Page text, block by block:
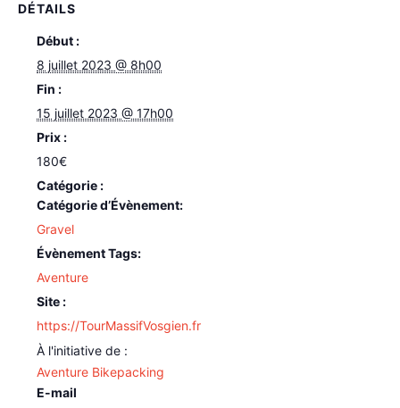
DÉTAILS
Début :
8 juillet 2023 @ 8h00
Fin :
15 juillet 2023 @ 17h00
Prix :
180€
Catégorie d’Évènement:
Gravel
Évènement Tags:
Aventure
Site :
https://TourMassifVosgien.fr
Aventure Bikepacking
E-mail